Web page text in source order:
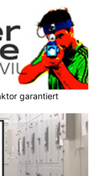
garantiert